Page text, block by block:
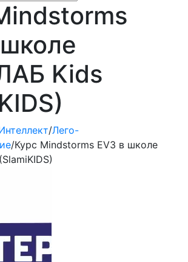
Kids
/Лего-
/Курс Mindstorms EV3 в школе